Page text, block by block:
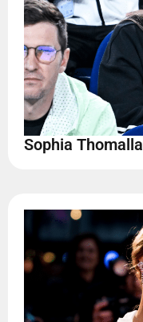
Sophia Thomalla